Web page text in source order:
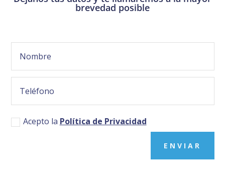
brevedad posible
Acepto la Política de Privacidad
ENVIAR